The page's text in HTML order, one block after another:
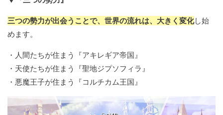
三つの勢力が出会うことで、世界の流れは、大きく変化し始
めます。
・人間たちが住まう『アキレギア帝国』
・天使たちが住まう『聖地ジプソフィラ』
・悪魔王子が住まう『コルチカム王国』